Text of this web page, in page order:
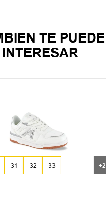
TE PUEDE
INTERESAR
31 32 33 +2